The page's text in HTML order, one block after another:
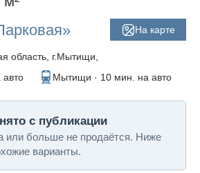
На карте
область, г.Мытищи,
Мытищи · 10 мин. на авто
с публикации
или больше не продаётся. Ниже
варианты.